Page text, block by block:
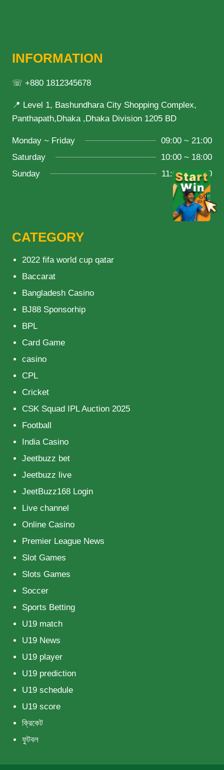
INFORMATION
☏ +880 1812345678
📍 Level 1, Bashundhara City Shopping Complex,
Panthapath,Dhaka ,Dhaka Division 1205 BD
Monday ~ Friday
09:00 ~ 21:00
Saturday
10:00 ~ 18:00
Sunday
11:00 ~ 20:00
CATEGORY
2022 fifa world cup qatar
Baccarat
Bangladesh Casino
BJ88 Sponsorhip
BPL
Card Game
casino
CPL
Cricket
CSK Squad IPL Auction 2025
Football
India Casino
Jeetbuzz bet
Jeetbuzz live
JeetBuzz168 Login
Live channel
Online Casino
Premier League News
Slot Games
Slots Games
Soccer
Sports Betting
U19 match
U19 News
U19 player
U19 prediction
U19 schedule
U19 score
ক্রিকেট
ফুটবল